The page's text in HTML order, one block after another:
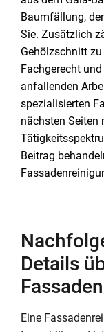
Baumfällung,
Sie. Zusätzlich
Gehölzschnitt
Fachgerecht
anfallenden
spezialisierten
nächsten Seiten
Beitrag
Details
Eine